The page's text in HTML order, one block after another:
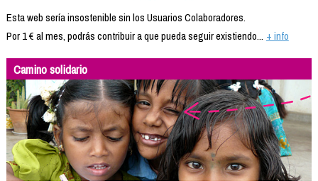
Esta web sería insostenible sin los Usuarios Colaboradores.
Por 1 € al mes, podrás contribuir a que pueda seguir existiendo... + info
Camino solidario